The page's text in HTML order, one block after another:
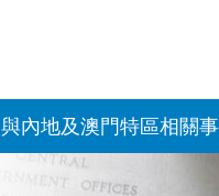
與內地及澳門特區相關
與內地的安排